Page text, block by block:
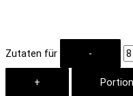
Zutaten für